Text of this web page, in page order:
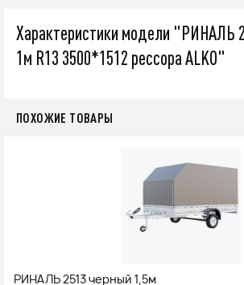
Характеристики модели "РИНАЛЬ
1м R13 3500*1512 рессора ALKO"
ПОХОЖИЕ ТОВАРЫ
РИНАЛЬ 2513 черный 1,5м